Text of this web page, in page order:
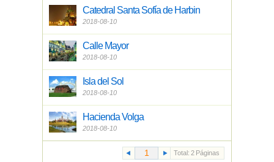
Catedral Santa Sofía de Harbin
2018-08-10
Calle Mayor
2018-08-10
Isla del Sol
2018-08-10
Hacienda Volga
2018-08-10
Total: 2 Páginas